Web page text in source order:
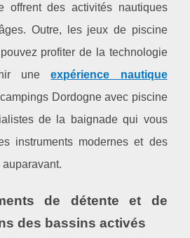
offrent des activités nautiques
Outre, les jeux de piscine
profiter de la technologie
uneexpérience nautique
Dordogne avec piscine
de la baignade qui vous
instruments modernes et des
de détente et de
des bassins activés